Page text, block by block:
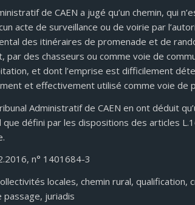
de CAEN a jugé qu’un chemin, qui
acte de surveillance ou de voirie par
des itinéraires de promenade et de
par des chasseurs ou comme voie de
et dont l’emprise est difficilement
et effectivement utilisé comme voie de
Administratif de CAEN en ont déduit
que défini par les dispositions des articles
n° 1401684-3
locales, chemin rural,
passage, juriadis